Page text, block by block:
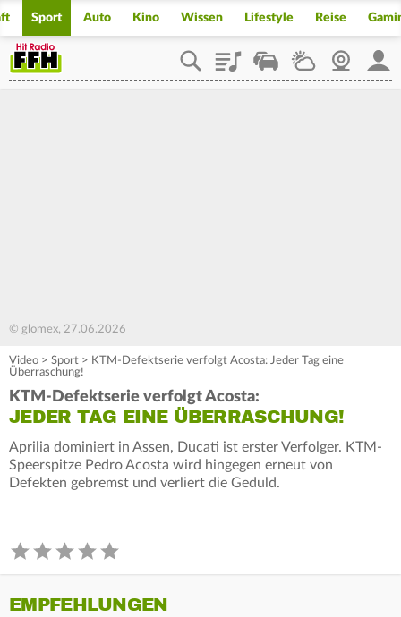
Sport Auto Kino Wissen Lifestyle Reise
PlaylistStaupilotWetterWebcam
© glomex, 27.06.2026
Video > Sport > KTM-Defektserie verfolgt Acosta: Jeder Tag eine
Überraschung!
KTM-Defektserie verfolgt Acosta:
JEDER TAG EINE ÜBERRASCHUNG!
Aprilia dominiert in Assen, Ducati ist erster Verfolger. KTM-
Speerspitze Pedro Acosta wird hingegen erneut von
Defekten gebremst und verliert die Geduld.
EMPFEHLUNGEN